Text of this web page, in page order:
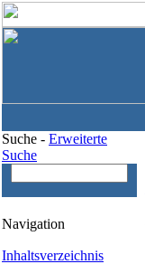
Suche - Erweiterte
Suche
Navigation
Inhaltsverzeichnis